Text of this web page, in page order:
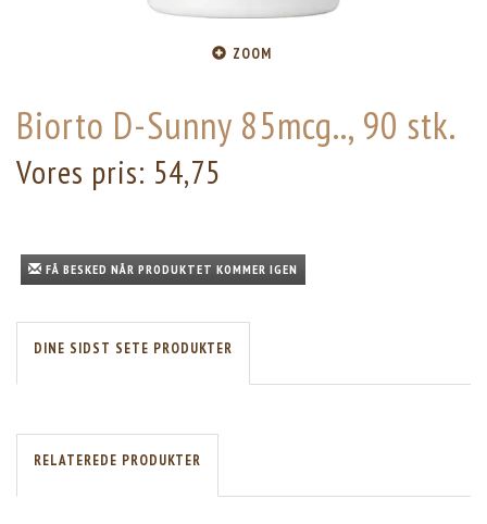
ZOOM
Biorto D-Sunny 85mcg.., 90 stk.
Vores pris: 54,75
FÅ BESKED NÅR PRODUKTET KOMMER IGEN
DINE SIDST SETE PRODUKTER
RELATEREDE PRODUKTER